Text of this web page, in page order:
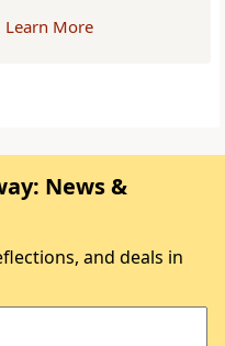
Learn More
News &
and deals in